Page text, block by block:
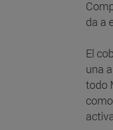
da a
El
una
todo